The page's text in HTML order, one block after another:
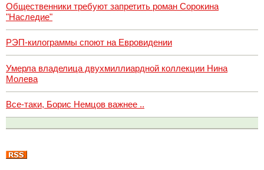
Общественники требуют запретить роман Сорокина
"Наследие"
РЭП-килограммы споют на Евровидении
Умерла владелица двухмиллиардной коллекции Нина
Молева
Все-таки, Борис Немцов важнее ..